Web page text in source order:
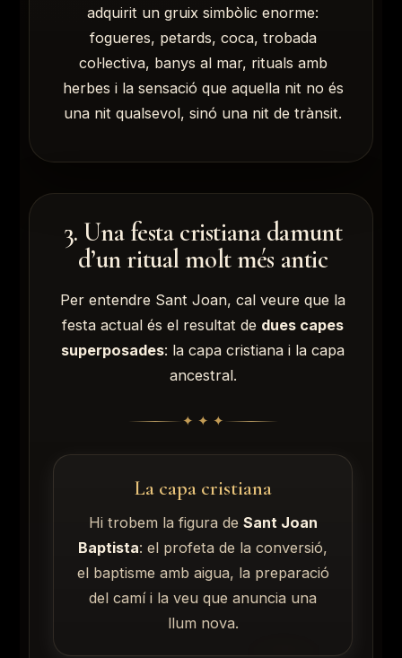
adquirit un gruix simbòlic enorme:
fogueres, petards, coca, trobada
col·lectiva, banys al mar, rituals amb
herbes i la sensació que aquella nit no és
una nit qualsevol, sinó una nit de trànsit.
3. Una festa cristiana damunt
d’un ritual molt més antic
Per entendre Sant Joan, cal veure que la
festa actual és el resultat de dues capes
superposades: la capa cristiana i la capa
ancestral.
✦ ✦ ✦
La capa cristiana
Hi trobem la figura de Sant Joan
Baptista: el profeta de la conversió,
el baptisme amb aigua, la preparació
del camí i la veu que anuncia una
llum nova.